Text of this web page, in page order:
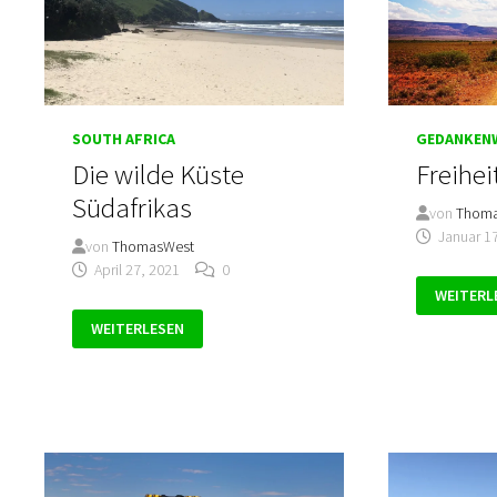
SOUTH AFRICA
Die wilde Küste
Südafrikas
vonThomasWest
April 27, 2021
0
WILDE
KÜSTE
WEITERLESEN
von
Januar